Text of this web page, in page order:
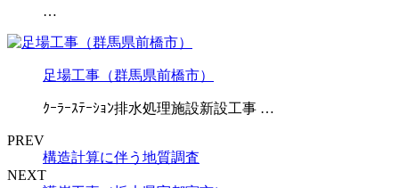
…
足場工事（群馬県前橋市）
ｸｰﾗｰｽﾃｰｼｮﾝ排水処理施設新設工事 …
PREV
構造計算に伴う地質調査
NEXT